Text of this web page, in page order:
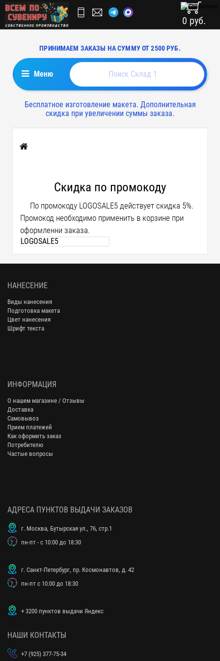
ПРИНИМАЕМ ЗАКАЗЫ НА СУММУ ОТ 2500 РУБ.
0 руб.
Меню
Бесплатное изготовление макета. Дополнительная
скидка при увеличении суммы заказа.
Главная
Скидка по промокоду
По промокоду LOGOSALE5 действует скидка 5%.
Промокод необходимо применить в корзине при
оформленни заказа.
НАНЕСЕНИЕ
Виды нанесения
Подготовка макета
Цвет нанесения
Шрифт текста
ИНФОРМАЦИЯ
О нашем магазине / Отзывы
Доставка
Самовывоз
Прием платежей
Как оформить заказ
Потребителю
Частые вопросы
АДРЕСА ПУНКТОВ ВЫДАЧИ ЗАКАЗОВ
г. Москва, Бутырская ул., 76, стр.1
пн-пт - с 10:00 до 18:30
г. Санкт-Петербург, пр. Космонавтов, д. 42
пн-пт с 10:00 до 18:30
+ 3200 пунктов выдачи Яндекс
НАШИ КОНТАКТЫ
+7 (925) 377-75-34